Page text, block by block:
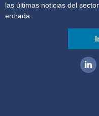
las últimas noticias del
entrada.